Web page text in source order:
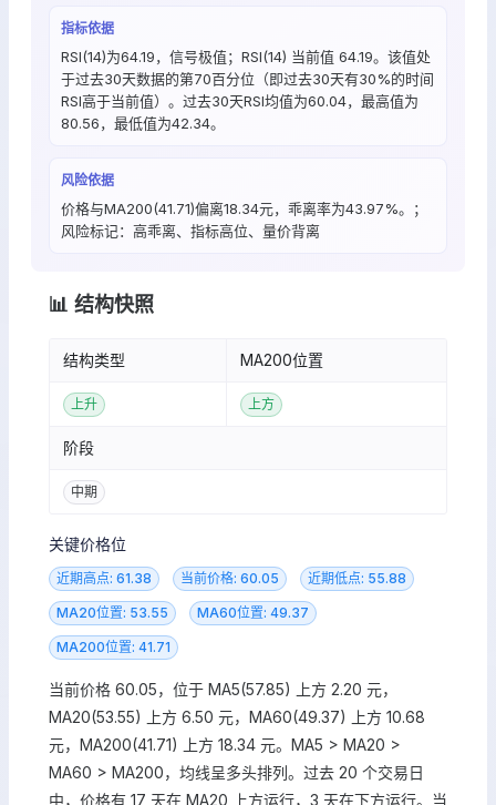
指标依据
RSI(14)为64.19，信号极值；RSI(14) 当前值 64.19。该值处
于过去30天数据的第70百分位（即过去30天有30%的时间
RSI高于当前值）。过去30天RSI均值为60.04，最高值为
80.56，最低值为42.34。
风险依据
价格与MA200(41.71)偏离18.34元，乖离率为43.97%。；
风险标记：高乖离、指标高位、量价背离
📊 结构快照
结构类型 MA200位置
上升 上方
阶段
中期
关键价格位
近期高点: 61.38 当前价格: 60.05 近期低点: 55.88
MA20位置: 53.55 MA60位置: 49.37
MA200位置: 41.71
当前价格 60.05，位于 MA5(57.85) 上方 2.20 元，
MA20(53.55) 上方 6.50 元，MA60(49.37) 上方 10.68
元，MA200(41.71) 上方 18.34 元。MA5 > MA20 >
MA60 > MA200，均线呈多头排列。过去 20 个交易日
中，价格有 17 天在 MA20 上方运行，3 天在下方运行。当